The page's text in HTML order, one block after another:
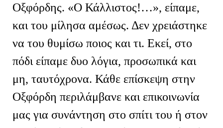
Οξφόρδης. «Ο Κάλλιστος!…», είπαμε,
και του μίλησα αμέσως. Δεν χρειάστηκε
να του θυμίσω ποιος και τι. Εκεί, στο
πόδι είπαμε δυο λόγια, προσωπικά και
μη, ταυτόχρονα. Κάθε επίσκεψη στην
Οξφόρδη περιλάμβανε και επικοινωνία
μας για συνάντηση στο σπίτι του ή στον